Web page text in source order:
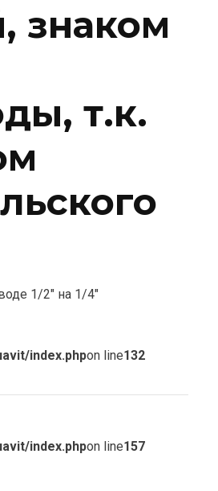
знаком
т.к.
1/2″ на 1/4″
index.phpon line132
index.phpon line157